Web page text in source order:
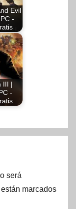
Evil
-
III |
-
será
marcados